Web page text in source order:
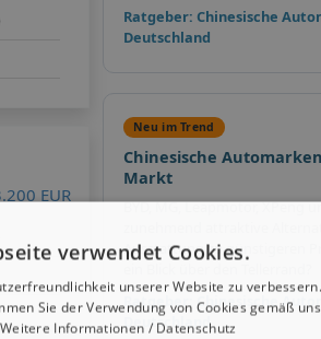
Ratgeber: Chinesische
Deutschland
Neu im Trend
Chinesische
Markt
BYD, MG, Leapmotor, XPeng
Ausstattung zu günstigeren
Ratgeber: Chinesische
Deutschland
EUR
verwendet Cookies.
unserer Website zu
Sie der Verwendung von Cookies gemäß
Weitere Informationen / Datenschutz